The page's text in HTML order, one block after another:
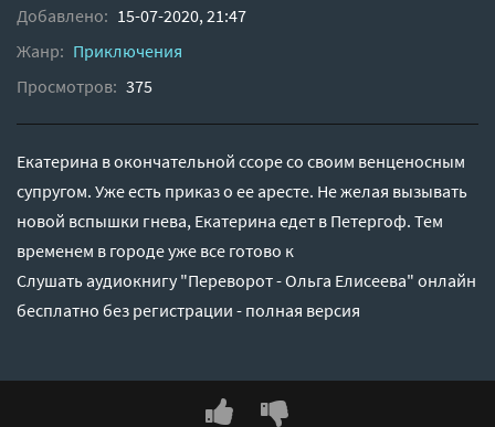
Добавлено: 15-07-2020, 21:47
Жанр: Приключения
Просмотров: 375
Екатерина в окончательной ссоре со своим венценосным
супругом. Уже есть приказ о ее аресте. Не желая вызывать
новой вспышки гнева, Екатерина едет в Петергоф. Тем
временем в городе уже все готово к
Слушать аудиокнигу "Переворот - Ольга Елисеева" онлайн
бесплатно без регистрации - полная версия